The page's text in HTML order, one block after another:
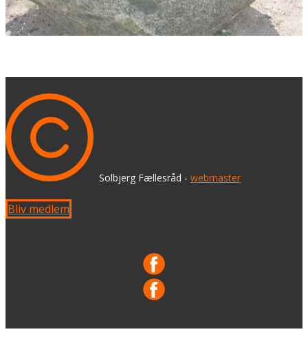
​ Solbjerg Fællesråd - webmaster
Bliv medlem